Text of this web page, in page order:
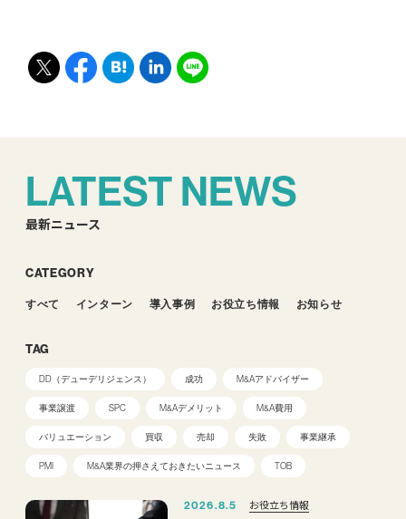
LATEST NEWS
最新ニュース
CATEGORY
すべて インターン 導入事例 お役立ち情報 お知らせ
TAG
DD（デューデリジェンス） 成功 M&Aアドバイザー
事業譲渡 SPC M&Aデメリット M&A費用
バリュエーション 買収 売却 失敗 事業継承
PMI M&A業界の押さえておきたいニュース TOB
2026.8.5 お役立ち情報